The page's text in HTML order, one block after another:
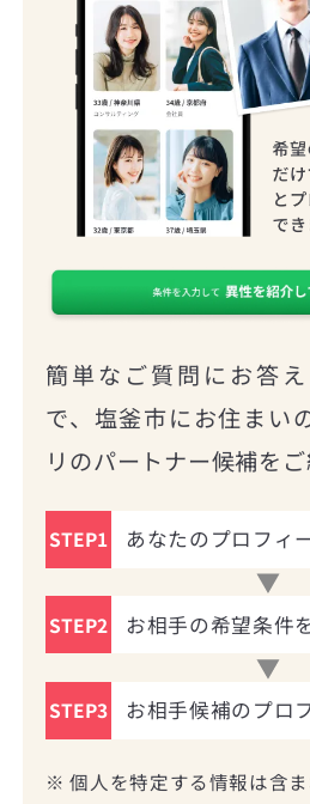
簡単なご質問にお答
で、塩釜市にお住まい
リのパートナー候補を
STEP1 あなたのプロフィ
STEP2 お相手の希望条件
STEP3 お相手候補のプロ
※ 個人を特定する情報は含